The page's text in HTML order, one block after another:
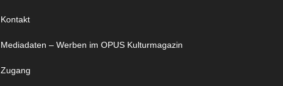
Kontakt
Mediadaten – Werben im OPUS Kulturmagazin
Zugang